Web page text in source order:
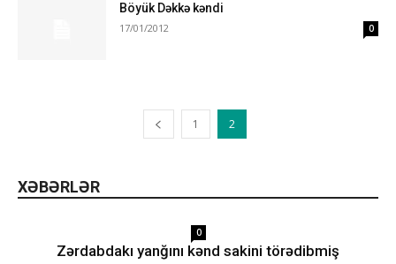
Böyük Dəkkə kəndi
17/01/2012 0
1 2
XƏBƏRLƏR
0
Zərdabdakı yanğını kənd sakini törədibmiş